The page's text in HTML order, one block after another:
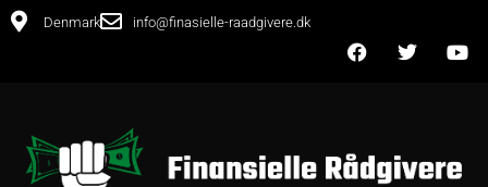
Denmark info@finasielle-raadgivere.dk